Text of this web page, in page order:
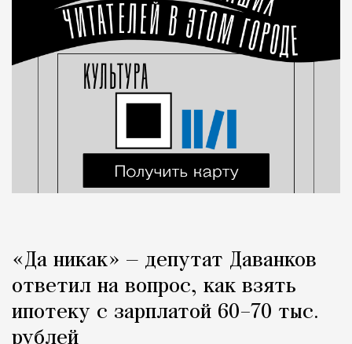
«Да никак» — депутат Даванков
ответил на вопрос, как взять
ипотеку с зарплатой 60–70 тыс.
рублей